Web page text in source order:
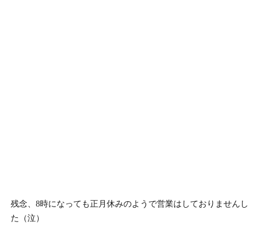
残念、8時になっても正月休みのようで営業はしておりませんし
た（泣）